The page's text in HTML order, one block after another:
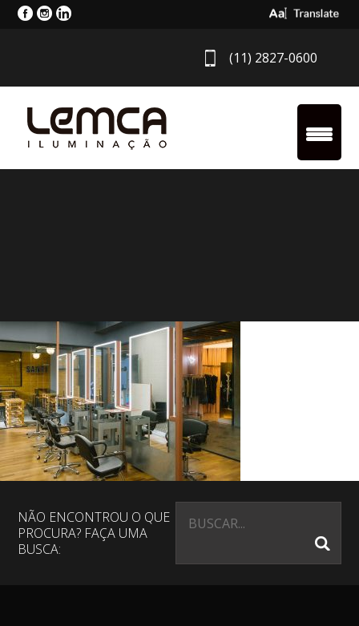
Select
(11) 2827-0600
NÃO ENCONTROU O QUE
PROCURA? FAÇA UMA
BUSCA: